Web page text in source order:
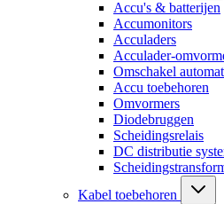
Accu's & batterijen
Accumonitors
Acculaders
Acculader-
Omschakel
Accu toebehoren
Omvormers
Diodebruggen
Scheidingsrelais
DC distributie
Kabel toebehoren